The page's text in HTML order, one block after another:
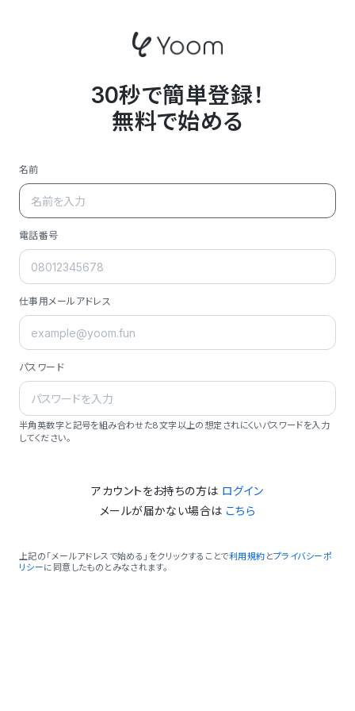
30秒で簡単登録！
無料で始める
名前
電話番号
仕事用メールアドレス
パスワード
半角英数字と記号を組み合わせた8文字以上の想定されにくいパスワードを入力
してください。
アカウントをお持ちの方は ログイン
メールが届かない場合は こちら
上記の「メールアドレスで始める」をクリックすることで利用規約 とプライバシーポ
リシーに同意したものとみなされます。